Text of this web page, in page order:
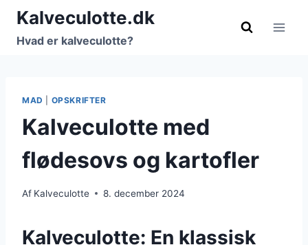
Fortsæt
indhold
Kalveculotte.dk
Hvad er kalveculotte?
MAD OPSKRIFTER
Kalveculotte med
flødesovs og kartofler
Af Kalveculotte 8. december 2024
Kalveculotte: En klassisk